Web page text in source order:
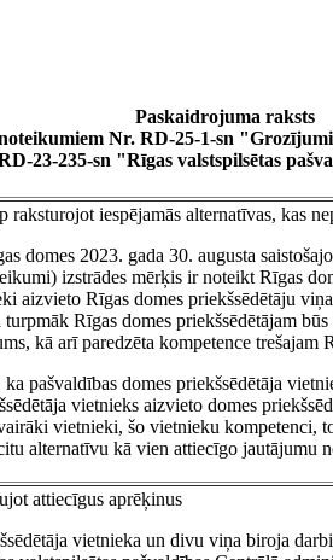
Paskaidrojuma raksts
Nr. RD-25-1-sn
23-235-sn "Rīgas valstspilsētas
iespējamās alternatīvas, kas
domes 2023. gada 30. augusta
izstrādes mērķis ir noteikt Rīgas
aizvieto Rīgas domes priekšsēdētāju
Rīgas domes priekšsēdētājam
kā arī paredzēta kompetence trešajam
pašvaldības domes priekšsēdētāja
vietnieks aizvieto domes
vietnieki, šo vietnieku kompetenci,
alternatīvu kā vien attiecīgo jautājumu
attiecīgus aprēķinus
vietnieka un divu viņa biroja